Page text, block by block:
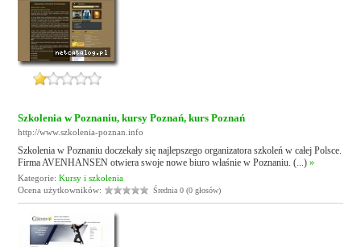
Szkolenia w Poznaniu, kursy Poznań, kurs Poznań
http://www.szkolenia-poznan.info
Szkolenia w Poznaniu doczekały się najlepszego organizatora szkoleń w całej Polsce.
Firma AVENHANSEN otwiera swoje nowe biuro właśnie w Poznaniu. (...)»
Kategorie:Kursy i szkolenia
Ocena użytkowników:
Średnia 0 (0 głosów)